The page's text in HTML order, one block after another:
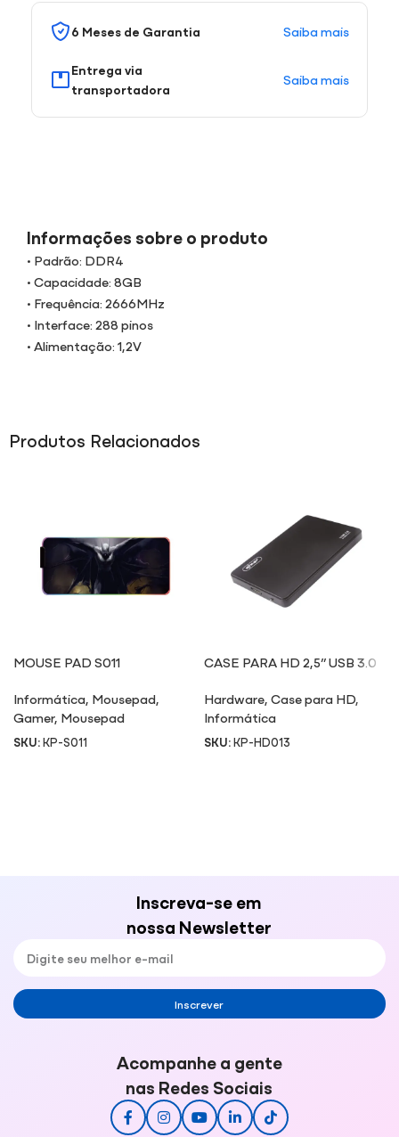
6 Meses de Garantia Saiba mais
Entrega via
transportadora
Saiba mais
Informações sobre o produto
• Padrão: DDR4
• Capacidade: 8GB
• Frequência: 2666MHz
• Interface: 288 pinos
• Alimentação: 1,2V
Produtos Relacionados
MOUSE PAD S011
Informática, Mousepad,
Gamer, Mousepad
SKU:KP-S011
CASE PARA HD 2,5” USB 3.0
Hardware,Case para HD,
Informática
SKU:KP-HD013
Inscreva-se em
nossa Newsletter
Inscrever
Acompanhe a gente
nas Redes Sociais